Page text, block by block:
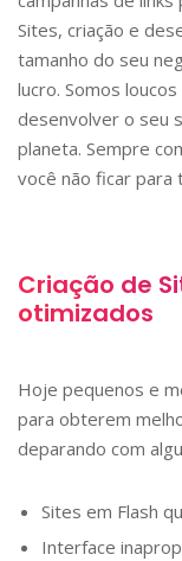
Sites, criação e
tamanho do seu
lucro. Somos
desenvolver o seu
planeta. Sempre
você não ficar para
Criação de
otimizados
Hoje pequenos e
para obterem
deparando com
Sites em Flash
Interface